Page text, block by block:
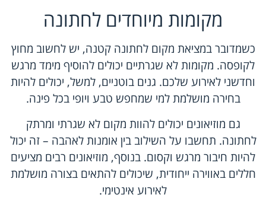
מקומות מיוחדים לחתונה
כשמדובר במציאת מקום לחתונה קטנה, יש לחשוב מחוץ
לקופסה. מקומות לא שגרתיים יכולים להוסיף מימד מרגש
וחדשני לאירוע שלכם. גנים בוטניים, למשל, יכולים להיות
בחירה מושלמת למי שמחפש טבע ויופי בכל פינה.
גם מוזיאונים יכולים להוות מקום לא שגרתי ומרתק
לחתונה. תחשבו על השילוב בין אומנות לאהבה – זה יכול
להיות חיבור מרגש וקסום. בנוסף, מוזיאונים רבים מציעים
חללים באווירה ייחודית, שיכולים להתאים בצורה מושלמת
לאירוע אינטימי.